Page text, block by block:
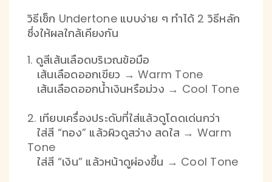
วิธีเช็ก Undertone แบบง่าย ๆ ทำได้ 2 วิธีหลัก
ซึ่งให้ผลใกล้เคียงกัน
1. ดูสีเส้นเลือดบริเวณข้อมือ
เส้นเลือดออกเขียว → Warm Tone
เส้นเลือดออกน้ำเงินหรือม่วง → Cool Tone
2. เทียบเครื่องประดับที่ใส่แล้วดูโดดเด่นกว่า
ใส่สี “ทอง” แล้วผิวดูสว่าง สดใส → Warm
Tone
ใส่สี “เงิน” แล้วหน้าดูผ่องขึ้น → Cool Tone